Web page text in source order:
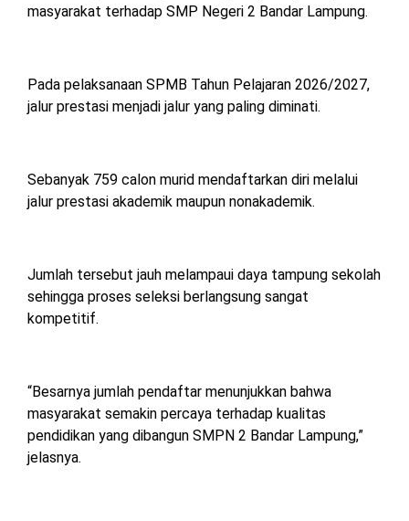
masyarakat terhadap SMP Negeri 2 Bandar Lampung.
Pada pelaksanaan SPMB Tahun Pelajaran 2026/2027,
jalur prestasi menjadi jalur yang paling diminati.
Sebanyak 759 calon murid mendaftarkan diri melalui
jalur prestasi akademik maupun nonakademik.
Jumlah tersebut jauh melampaui daya tampung sekolah
sehingga proses seleksi berlangsung sangat
kompetitif.
“Besarnya jumlah pendaftar menunjukkan bahwa
masyarakat semakin percaya terhadap kualitas
pendidikan yang dibangun SMPN 2 Bandar Lampung,”
jelasnya.